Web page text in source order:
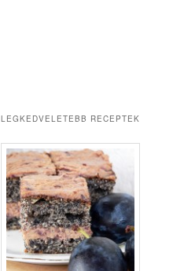
LEGKEDVELETEBB RECEPTEK